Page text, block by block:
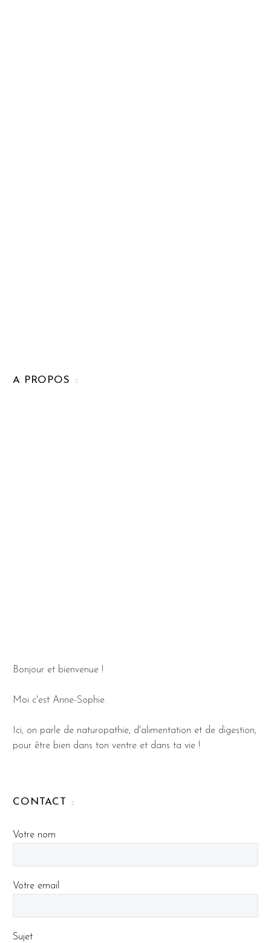
A PROPOS
Bonjour et bienvenue !
Moi c'est Anne-Sophie.
Ici, on parle de naturopathie, d'alimentation et de digestion,
pour être bien dans ton ventre et dans ta vie !
CONTACT
Votre nom
Votre email
Sujet